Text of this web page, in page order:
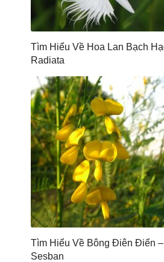
Tìm Hiểu Về Hoa Lan Bạch
Radiata
Tìm Hiểu Về Bông Điên Điển
Sesban